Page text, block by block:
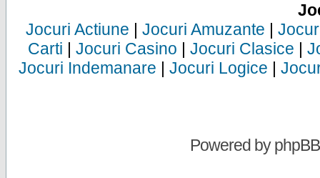
Jocuri Actiune | Jocuri Amuzante |
Carti | Jocuri Casino | Jocuri Clasice |
Jocuri Indemanare | Jocuri Logice |
Powered byphpBB